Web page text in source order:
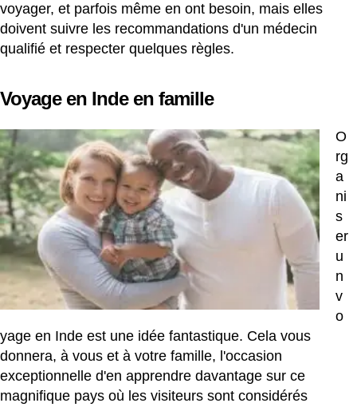
voyager, et parfois même en ont besoin, mais elles
doivent suivre les recommandations d'un médecin
qualifié et respecter quelques règles.
Voyage en Inde en famille
O
rg
a
ni
s
er
u
n
v
o
yage en Inde est une idée fantastique. Cela vous
donnera, à vous et à votre famille, l'occasion
exceptionnelle d'en apprendre davantage sur ce
magnifique pays où les visiteurs sont considérés